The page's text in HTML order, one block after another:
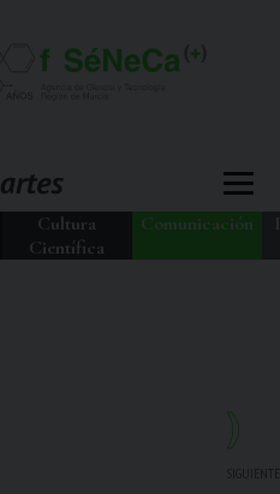
Cultura
Científica
Comunicación